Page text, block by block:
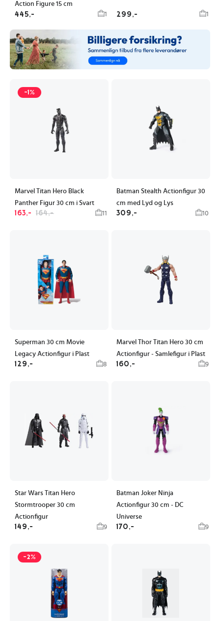
Action Figure 15 cm
445,- 1 299,- 1
-1%
Marvel Titan Hero Black
Panther Figur 30 cm i Svart
163,- 164,- 11
Batman Stealth Actionfigur 30
cm med Lyd og Lys
309,- 10
Superman 30 cm Movie
Legacy Actionfigur i Plast
129,- 8
Marvel Thor Titan Hero 30 cm
Actionfigur - Samlefigur i Plast
160,- 9
Star Wars Titan Hero
Stormtrooper 30 cm
Actionfigur
149,- 9
Batman Joker Ninja
Actionfigur 30 cm - DC
Universe
170,- 9
-2%